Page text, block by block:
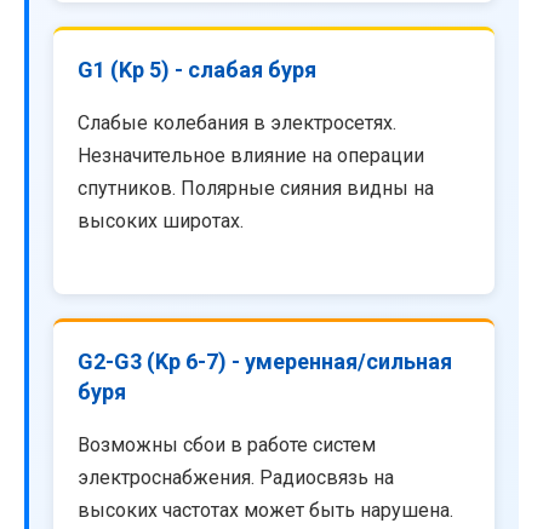
G1 (Kp 5) - слабая буря
Слабые колебания в электросетях.
Незначительное влияние на операции
спутников. Полярные сияния видны на
высоких широтах.
G2-G3 (Kp 6-7) - умеренная/сильная
буря
Возможны сбои в работе систем
электроснабжения. Радиосвязь на
высоких частотах может быть нарушена.